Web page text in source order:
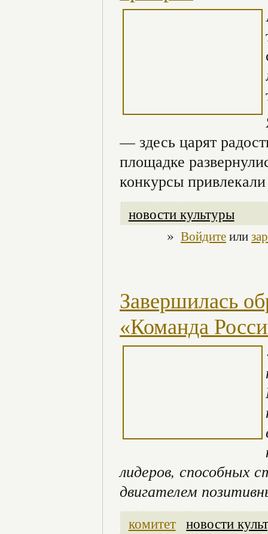
— здесь царят
площадке
конкурсы
новости культуры
» Войдитеили
Завершилась
«Команда
лидеров, способных
двигателем
комитет новости